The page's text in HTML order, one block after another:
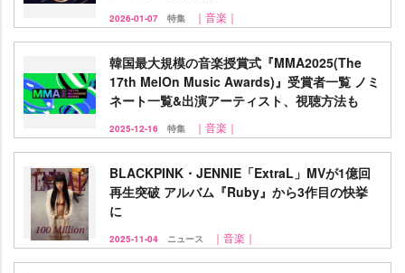
2026-01-07 特集 ｜音楽｜
韓国最大規模の音楽授賞式『MMA2025(The
17th MelOn Music Awards)』受賞者一覧 ノミ
ネート一覧&出演アーティスト、視聴方法も
2025-12-16 特集 ｜音楽｜
BLACKPINK・JENNIE「ExtraL」MVが1億回
再生突破 アルバム『Ruby』から3作目の快挙
に
2025-11-04 ニュース ｜音楽｜